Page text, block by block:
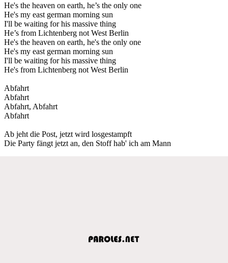
He's the heaven on earth, he’s the only one
He's my east german morning sun
I'll be waiting for his massive thing
He’s from Lichtenberg not West Berlin
He's the heaven on earth, he's the only one
He's my east german morning sun
I'll be waiting for his massive thing
He's from Lichtenberg not West Berlin
Abfahrt
Abfahrt
Abfahrt, Abfahrt
Abfahrt
Ab jeht die Post, jetzt wird losgestampft
Die Party fängt jetzt an, den Stoff hab' ich am Mann